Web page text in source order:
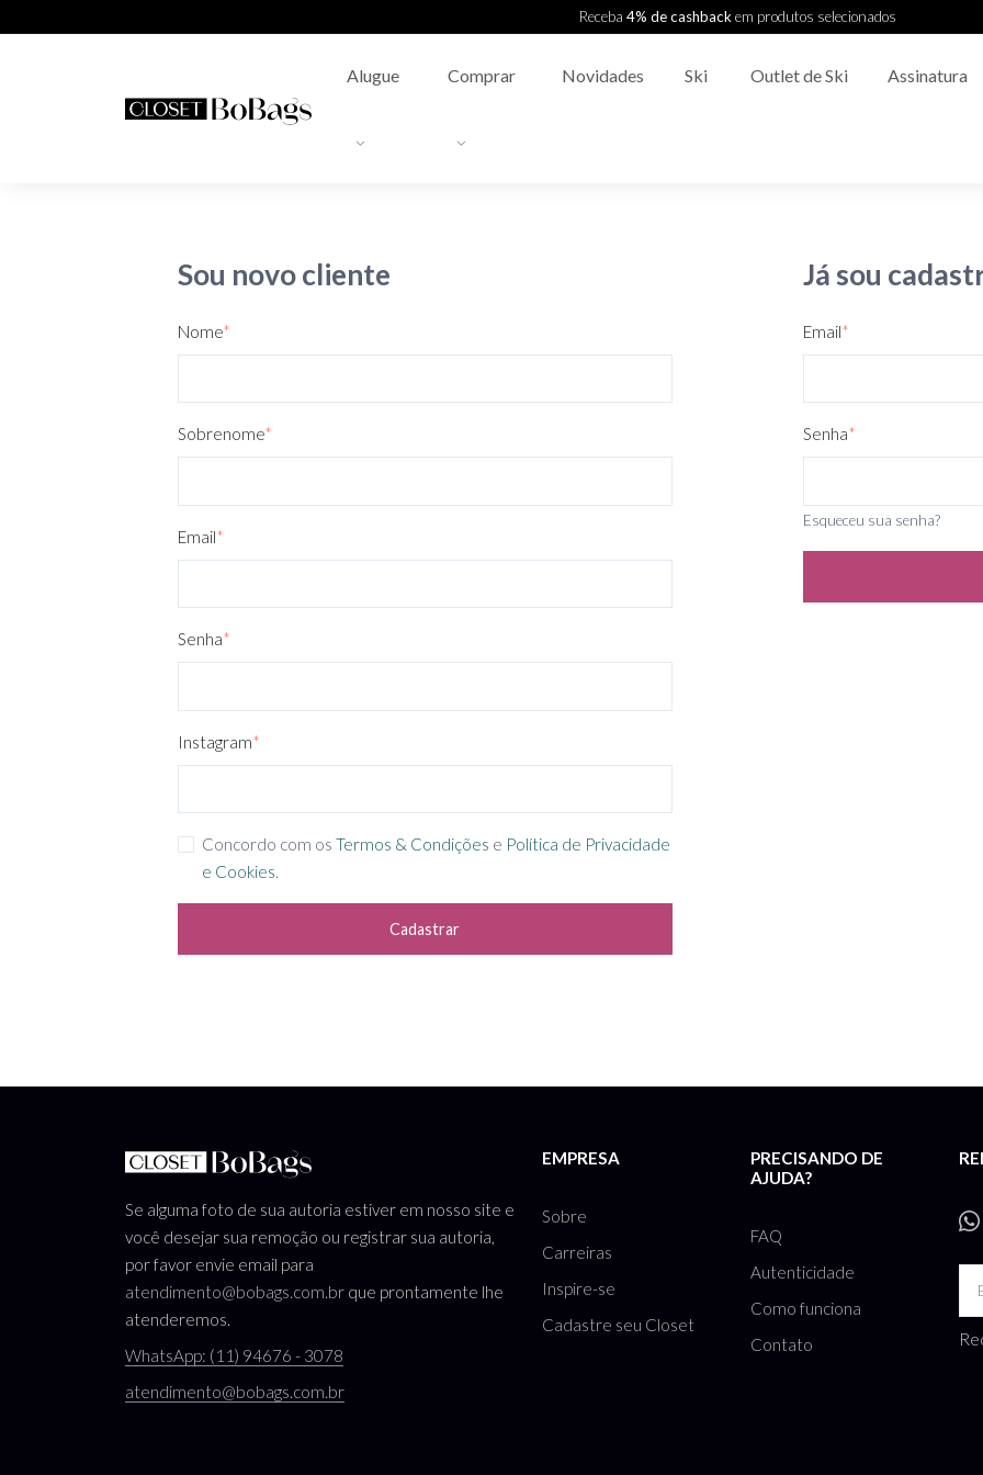
Receba 4% de cashbackem produtos selecionados
Alugue Comprar Novidades Ski Outlet de Ski Assinatura
Sou novo cliente
Nome*
Sobrenome*
Email*
Senha*
Instagram*
Concordo com osTermos & Condições e Política de Privacidade
e Cookies.
Cadastrar
Já sou
Email*
Senha*
Esqueceu sua senha?
Se alguma foto de sua autoria estiver em nosso site e
você desejar sua remoção ou registrar sua autoria,
por favor envie email para
atendimento@bobags.com.br que prontamente lhe
atenderemos.
WhatsApp: (11) 94676 - 3078
atendimento@bobags.com.br
EMPRESA
Sobre
Carreiras
Inspire-se
Cadastre seu Closet
PRECISANDO DE
AJUDA?
FAQ
Autenticidade
Como funciona
Contato